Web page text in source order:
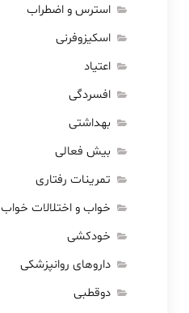
استرس و اضطراب
اسکیزوفرنی
اعتیاد
افسردگی
بهداشتی
بیش فعالی
تمرینات رفتاری
خواب و اختلالات خواب
خودکشی
داروهای روانپزشکی
دوقطبی